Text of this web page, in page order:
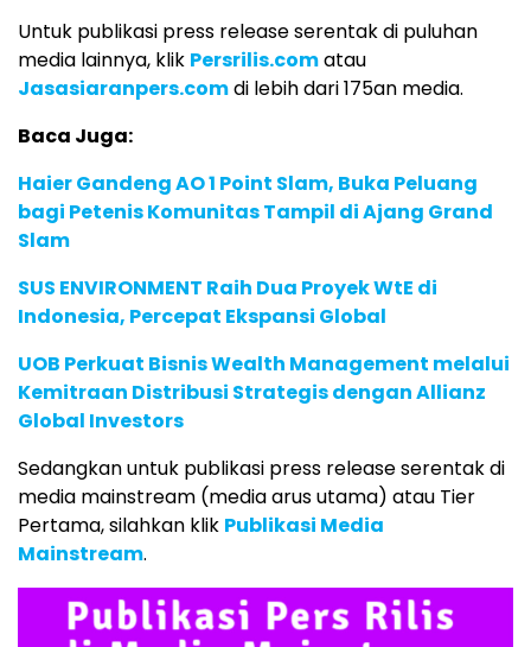
Untuk publikasi press release serentak di puluhan
media lainnya, klik Persrilis.comatau
Jasasiaranpers.comdi lebih dari 175an media.
Baca Juga:
Haier Gandeng AO 1 Point Slam, Buka Peluang
bagi Petenis Komunitas Tampil di Ajang Grand
Slam
SUS ENVIRONMENT Raih Dua Proyek WtE di
Indonesia, Percepat Ekspansi Global
UOB Perkuat Bisnis Wealth Management melalui
Kemitraan Distribusi Strategis dengan Allianz
Global Investors
Sedangkan untuk publikasi press release serentak di
media mainstream (media arus utama) atau Tier
Pertama, silahkan klik Publikasi Media
Mainstream.